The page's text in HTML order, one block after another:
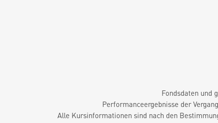
Fondsdaten und
Performanceergebnisse der
Alle Kursinformationen sind nach den